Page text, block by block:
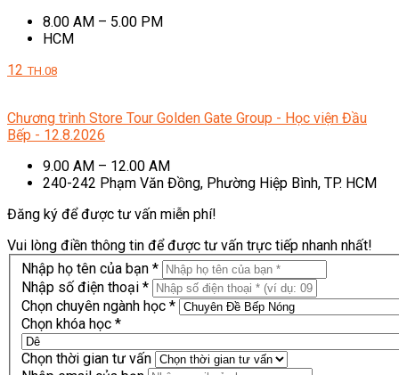
8.00 AM – 5.00 PM
HCM
12 TH.08
Chương trình Store Tour Golden Gate Group - Học viện Đầu
Bếp - 12.8.2026
9.00 AM – 12.00 AM
240-242 Phạm Văn Đồng, Phường Hiệp Bình, TP. HCM
Đăng ký để được tư vấn miễn phí!
Vui lòng điền thông tin để được tư vấn trực tiếp nhanh nhất!
Nhập họ tên của bạn *
Nhập số điện thoại *
Chọn chuyên ngành học *
Chọn khóa học *
Chọn thời gian tư vấn